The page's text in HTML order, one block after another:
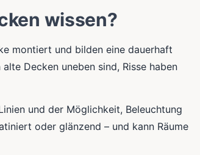
wissen?
montiert und bilden eine dauerhaft
Decken uneben sind, Risse haben
und der Möglichkeit, Beleuchtung
oder glänzend – und kann Räume